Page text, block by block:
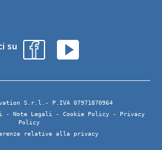
su
S.r.l.- P.IVA 07971870964
- Note Legali - Cookie Policy -
Privacy
Policy
relative alla privacy